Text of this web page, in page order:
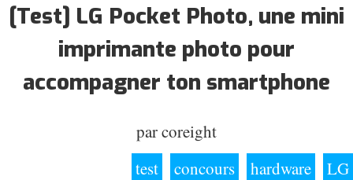
[Test] LG Pocket Photo, une mini
imprimante photo pour
accompagner ton smartphone
parcoreight
test
concours hardware LG